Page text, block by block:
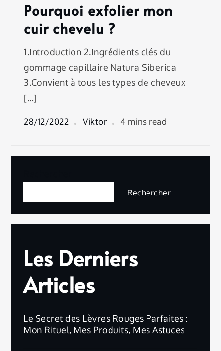
Pourquoi exfolier mon
cuir chevelu ?
1.Introduction 2.Ingrédients clés du
gommage capillaire Natura Siberica
3.Convient à tous les types de cheveux
[…]
28/12/2022 Viktor 4 mins read
Rechercher
Les Derniers
Articles
Le Secret des Lèvres Rouges Parfaites :
Mon Rituel, Mes Produits, Mes Astuces